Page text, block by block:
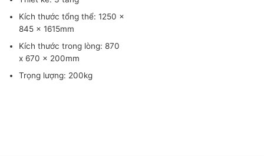
Kích thước tổng thể: 1250 x
845 x 1615mm
Kích thước trong lòng: 870
x 670 x 200mm
Trọng lượng: 200kg